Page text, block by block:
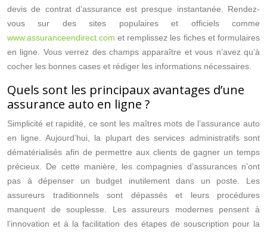
devis de contrat d’assurance est presque instantanée. Rendez-
vous sur des sites populaires et officiels comme
www.assuranceendirect.com et remplissez les fiches et formulaires
en ligne. Vous verrez des champs apparaître et vous n’avez qu’à
cocher les bonnes cases et rédiger les informations nécessaires.
Quels sont les principaux avantages d’une
assurance auto en ligne ?
Simplicité et rapidité, ce sont les maîtres mots de l’assurance auto
en ligne. Aujourd’hui, la plupart des services administratifs sont
dématérialisés afin de permettre aux clients de gagner un temps
précieux. De cette manière, les compagnies d’assurances n’ont
pas à dépenser un budget inutilement dans un poste. Les
assureurs traditionnels sont dépassés et leurs procédures
manquent de souplesse. Les assureurs modernes pensent à
l’innovation et à la facilitation des étapes de souscription pour la